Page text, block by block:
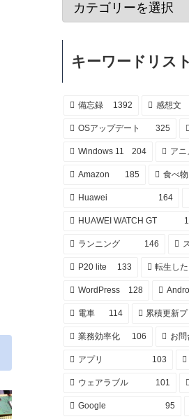
キーワードリスト
備忘録 1392 感想文
OSアップデート 325
Windows 11 204 アニ
Amazon 185 食べ物
Huawei 164
HUAWEI WATCH GT
ランニング 146
P20 lite 133 転生し
WordPress 128
電車 114 累積更新プ
業務効率化 106 お問
アプリ 103
ウェアラブル 101
Google 95